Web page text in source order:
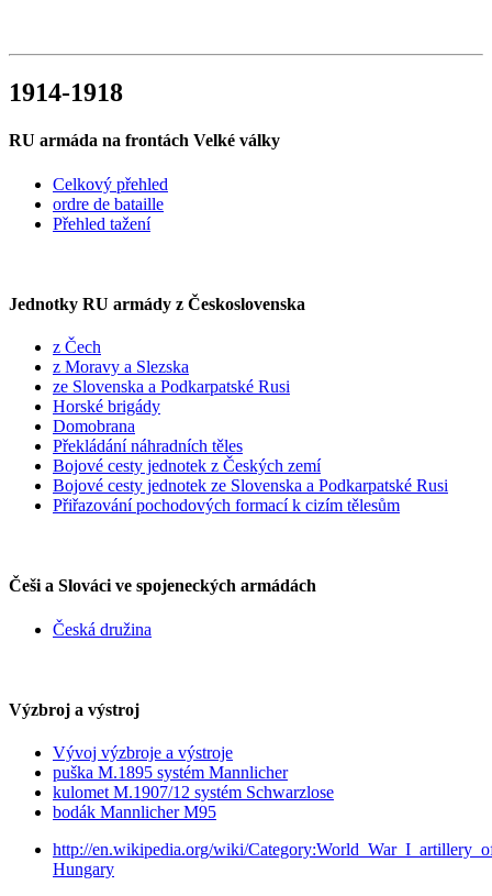
1914-1918
RU armáda na frontách Velké války
Celkový přehled
ordre de bataille
Přehled tažení
Jednotky RU armády z Československa
z Čech
z Moravy a Slezska
ze Slovenska a Podkarpatské Rusi
Horské brigády
Domobrana
Překládání náhradních těles
Bojové cesty jednotek z Českých zemí
Bojové cesty jednotek ze Slovenska a Podkarpatské Rusi
Přiřazování pochodových formací k cizím tělesům
Češi a Slováci ve spojeneckých armádách
Česká družina
Výzbroj a výstroj
Vývoj výzbroje a výstroje
puška M.1895 systém Mannlicher
kulomet M.1907/12 systém Schwarzlose
bodák Mannlicher M95
http://en.wikipedia.org/wiki/
Hungary